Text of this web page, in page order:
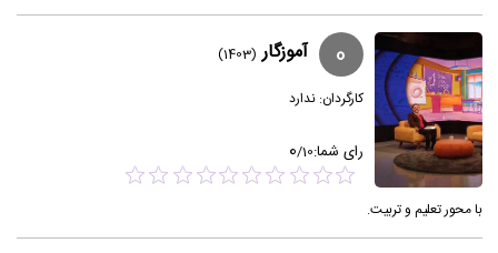
0 آموزگار (1403)
کارگردان:ندارد
رای شما: 0/10
با محور تعلیم و تربیت.